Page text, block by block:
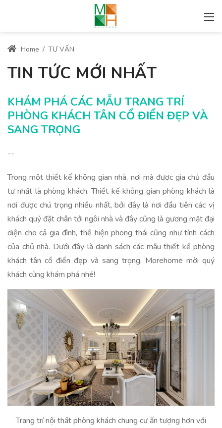
Home / TƯ VẤN
TIN TỨC MỚI NHẤT
KHÁM PHÁ CÁC MẪU TRANG TRÍ
PHÒNG KHÁCH TÂN CỔ ĐIỂN ĐẸP VÀ
SANG TRỌNG
--
Trong một thiết kế không gian nhà, nơi mà được gia chủ đầu
tư nhất là phòng khách. Thiết kế không gian phòng khách là
nơi được chú trọng nhiều nhất, bởi đây là nơi đầu tiên các vị
khách quý đặt chân tới ngôi nhà và đây cũng là gương mặt đại
diện cho cả gia đình, thể hiện phong thái cũng như tính cách
của chủ nhà. Dưới đây là danh sách các mẫu thiết kế phòng
khách tân cổ điển đẹp và sang trọng, Morehome mời quý
khách cùng khám phá nhé!
Trang trí nội thất phòng khách chung cư ấn tượng hơn với